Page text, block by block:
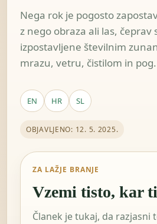
Nega rok je pogosto
z nego obraza ali las, čeprav
izpostavljene številnim
mrazu, vetru, čistilom in
EN HR SL
OBJAVLJENO: 12. 5. 2025.
ZA LAŽJE BRANJE
Vzemi tisto, kar
Članek je tukaj, da razjasni